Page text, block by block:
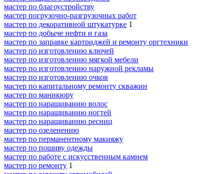
мастер по благоустройству
мастер погрузочно-разгрузочных работ
мастер по декоративной штукатурке 1
мастер по добыче нефти и газа
мастер по заправке картриджей и ремонту оргтехники
мастер по изготовлению ключей
мастер по изготовлению мягкой мебели
мастер по изготовлению наружной рекламы
мастер по изготовлению очков
мастер по капитальному ремонту скважин
мастер по маникюру
мастер по наращиванию волос
мастер по наращиванию ногтей
мастер по наращиванию ресниц
мастер по озеленению
мастер по перманентному макияжу
мастер по пошиву одежды
мастер по работе с искусственным камнем
мастер по ремонту 1